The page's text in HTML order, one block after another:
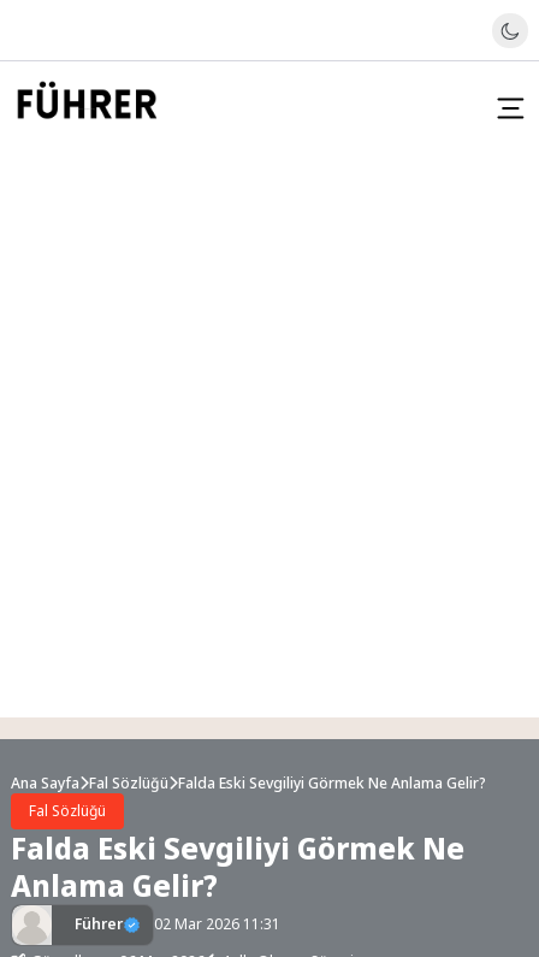
Ana Sayfa Fal Sözlüğü Falda Eski Sevgiliyi Görmek Ne Anlama Gelir?
Fal Sözlüğü
Falda Eski Sevgiliyi Görmek Ne
Anlama Gelir?
Führer
02 Mar 2026 11:31